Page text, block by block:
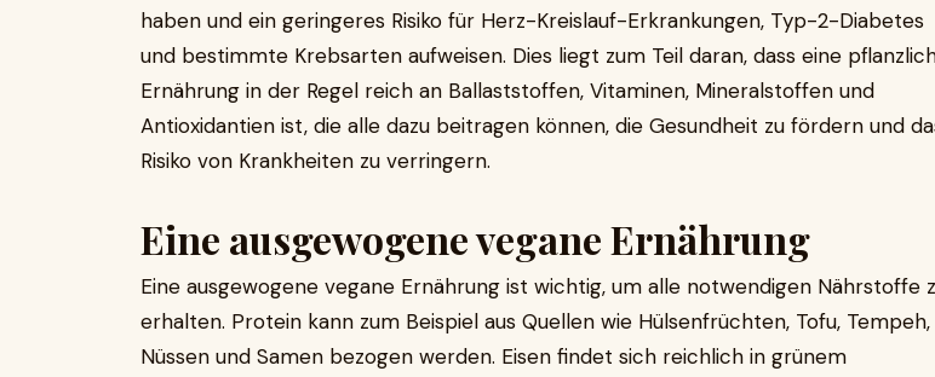
haben und ein geringeres Risiko für Herz-Kreislauf-Erkrankungen, Typ-2-Diabetes
und bestimmte Krebsarten aufweisen. Dies liegt zum Teil daran, dass eine
Ernährung in der Regel reich an Ballaststoffen, Vitaminen, Mineralstoffen und
Antioxidantien ist, die alle dazu beitragen können, die Gesundheit zu fördern und
Risiko von Krankheiten zu verringern.
Eine ausgewogene vegane Ernährung
Eine ausgewogene vegane Ernährung ist wichtig, um alle notwendigen Nährstoffe
erhalten. Protein kann zum Beispiel aus Quellen wie Hülsenfrüchten, Tofu, Tempeh,
Nüssen und Samen bezogen werden. Eisen findet sich reichlich in grünem